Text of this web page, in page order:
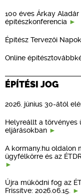
100 éves Árkay
építészkonferencia
Építész Tervezői
Online
ÉPÍTÉSI JOG
2026. június 30-ától
Helyreállt a törvényes
eljárásokban
A kormany.hu oldalon
ügyfélkörre és az
Újra működni fog az
Frissítve: 2026.06.15.